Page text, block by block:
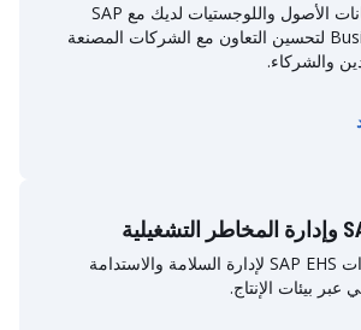
تربط LeverX بيانات الأصول واللوجستيات لديك مع SAP
Business Network لتحسين التعاون مع الشركات المصنعة
نقوم بإعداد وحدات SAP EHS لإدارة السلامة والاستدامة
عبر بيئات الإنتاج.